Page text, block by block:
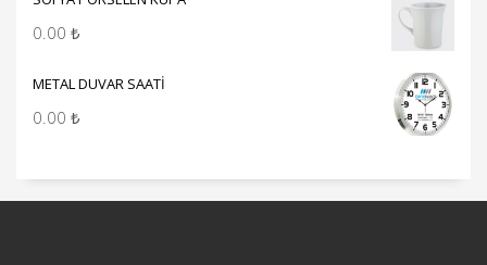
0.00 ₺
METAL DUVAR SAATİ
0.00 ₺